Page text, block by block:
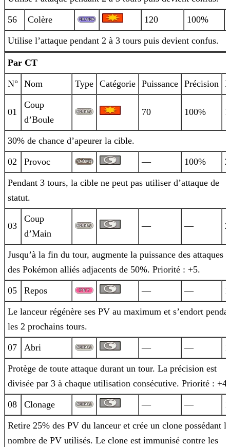
56 Colère 120 100%
Utilise l’attaque pendant 2 à 3 tours puis devient confus.
Par CT
N° Nom Type Catégorie Puissance Précision
01
Coup
d’Boule
70 100%
30% de chance d’apeurer la cible.
02 Provoc — 100%
Pendant 3 tours, la cible ne peut pas utiliser d’attaque de
statut.
03
Coup
d’Main
— —
Jusqu’à la fin du tour, augmente la puissance des attaques
des Pokémon alliés adjacents de 50%. Priorité : +5.
05 Repos — —
Le lanceur régénère ses PV au maximum et s’endort
les 2 prochains tours.
07 Abri — —
Protège de toute attaque durant un tour. La précision est
divisée par 3 à chaque utilisation consécutive. Priorité : +4.
08 Clonage — —
Retire 25% des PV du lanceur et crée un clone possédant le
nombre de PV utilisés. Le clone est immunisé contre les